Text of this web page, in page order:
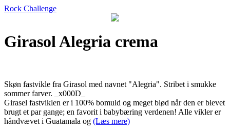
Rock Challenge
Girasol Alegria crema
Skøn fastvikle fra Girasol med navnet "Alegria". Stribet i smukke
sommer farver. _x000D_
Girasel fastviklen er i 100% bomuld og meget blød når den er blevet
brugt et par gange; en favorit i babybæring verdenen! Alle vikler er
håndvævet i Guatamala og (Læs mere)